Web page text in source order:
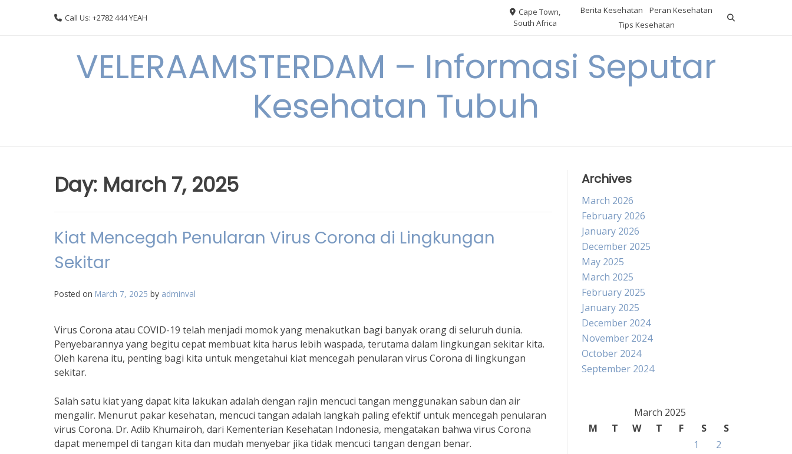
Call Us: +2782 444 YEAH
Cape Town,
South Africa
Berita Kesehatan
Peran Kesehatan
Tips Kesehatan
VELERAAMSTERDAM – Informasi Seputar
Kesehatan Tubuh
Day: March 7, 2025
Kiat Mencegah Penularan Virus Corona di Lingkungan
Sekitar
Posted on March 7, 2025 by adminval
Virus Corona atau COVID-19 telah menjadi momok yang menakutkan bagi banyak orang di seluruh dunia.
Penyebarannya yang begitu cepat membuat kita harus lebih waspada, terutama dalam lingkungan sekitar kita.
Oleh karena itu, penting bagi kita untuk mengetahui kiat mencegah penularan virus Corona di lingkungan
sekitar.
Salah satu kiat yang dapat kita lakukan adalah dengan rajin mencuci tangan menggunakan sabun dan air
mengalir. Menurut pakar kesehatan, mencuci tangan adalah langkah paling efektif untuk mencegah penularan
virus Corona. Dr. Adib Khumairoh, dari Kementerian Kesehatan Indonesia, mengatakan bahwa virus Corona
dapat menempel di tangan kita dan mudah menyebar jika tidak mencuci tangan dengan benar.
Archives
March 2026
February 2026
January 2026
December 2025
May 2025
March 2025
February 2025
January 2025
December 2024
November 2024
October 2024
September 2024
March 2025
M
T W T F S
S
1
2